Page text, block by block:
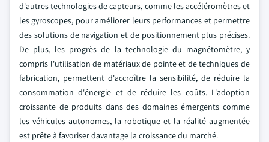
d'autres technologies de capteurs, comme les accéléromètres et
les gyroscopes, pour améliorer leurs performances et permettre
des solutions de navigation et de positionnement plus précises.
De plus, les progrès de la technologie du magnétomètre, y
compris l'utilisation de matériaux de pointe et de techniques de
fabrication, permettent d'accroître la sensibilité, de réduire la
consommation d'énergie et de réduire les coûts. L'adoption
croissante de produits dans des domaines émergents comme
les véhicules autonomes, la robotique et la réalité augmentée
est prête à favoriser davantage la croissance du marché.